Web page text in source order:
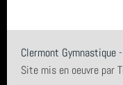
FINALE
Gymnastique
Clermont Gymnastique
Site mis en oeuvre par